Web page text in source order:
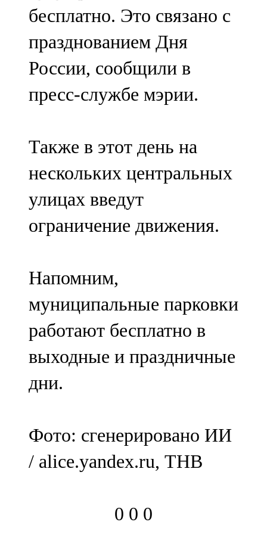
107,8 FM
Теләче
106,1 FM
Түбән Кама
Чирмешән
107,7 FM
Чистай
103,0 FM
91,0 FM
Шәмәрдән
102,3 FM
Яңа чишмә
107,0 FM
105,5 FM
бесплатно. Это связано с
празднованием Дня
России, сообщили в
пресс-службе мэрии.
Также в этот день на
нескольких центральных
улицах введут
ограничение движения.
Напомним,
муниципальные парковки
работают бесплатно в
выходные и праздничные
дни.
Фото: сгенерировано ИИ
/ alice.yandex.ru, ТНВ
0 0 0